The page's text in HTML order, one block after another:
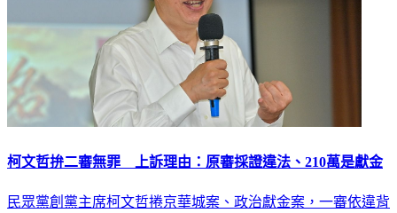
柯文哲拚二審無罪 上訴理由：原審採證違法、210萬是獻金
民眾黨創黨主席柯文哲捲京華城案、政治獻金案，一審依違背